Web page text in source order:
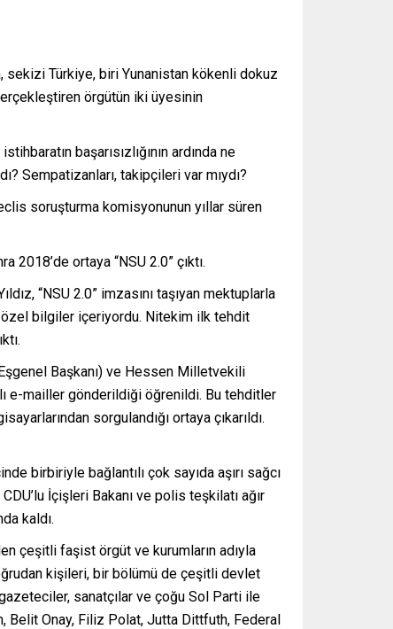
sekizi Türkiye, biri Yunanistan kökenli dokuz
örgütün iki üyesinin
başarısızlığının ardında ne
Sempatizanları, takipçileri var mıydı?
soruşturma komisyonunun yıllar süren
2018’de ortaya “NSU 2.0” çıktı.
“NSU 2.0” imzasını taşıyan mektuplarla
özel bilgiler içeriyordu. Nitekim ilk tehdit
Başkanı) ve Hessen Milletvekili
e-mailler gönderildiği öğrenildi. Bu tehditler
sorgulandığı ortaya çıkarıldı.
birbiriyle bağlantılı çok sayıda aşırı sağcı
İçişleri Bakanı ve polis teşkilatı ağır
kaldı.
çeşitli faşist örgüt ve kurumların adıyla
kişileri, bir bölümü de çeşitli devlet
sanatçılar ve çoğu Sol Parti ile
Belit Onay, Filiz Polat, Jutta Dittfuth, Federal